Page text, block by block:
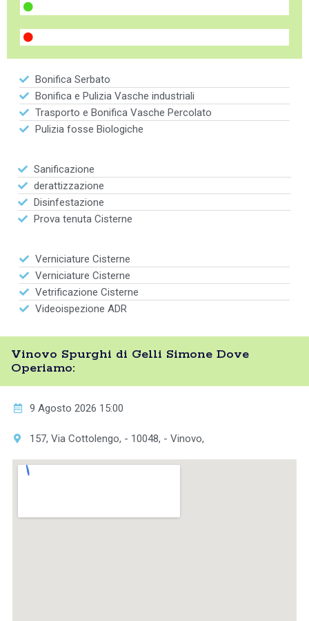
Bonifica Serbato
Bonifica e Pulizia Vasche industriali
Trasporto e Bonifica Vasche Percolato
Pulizia fosse Biologiche
Sanificazione
derattizzazione
Disinfestazione
Prova tenuta Cisterne
Verniciature Cisterne
Verniciature Cisterne
Vetrificazione Cisterne
Videoispezione ADR
Vinovo Spurghi di Gelli Simone Dove
Operiamo:
9 Agosto 2026 15:00
157, Via Cottolengo, - 10048, - Vinovo,